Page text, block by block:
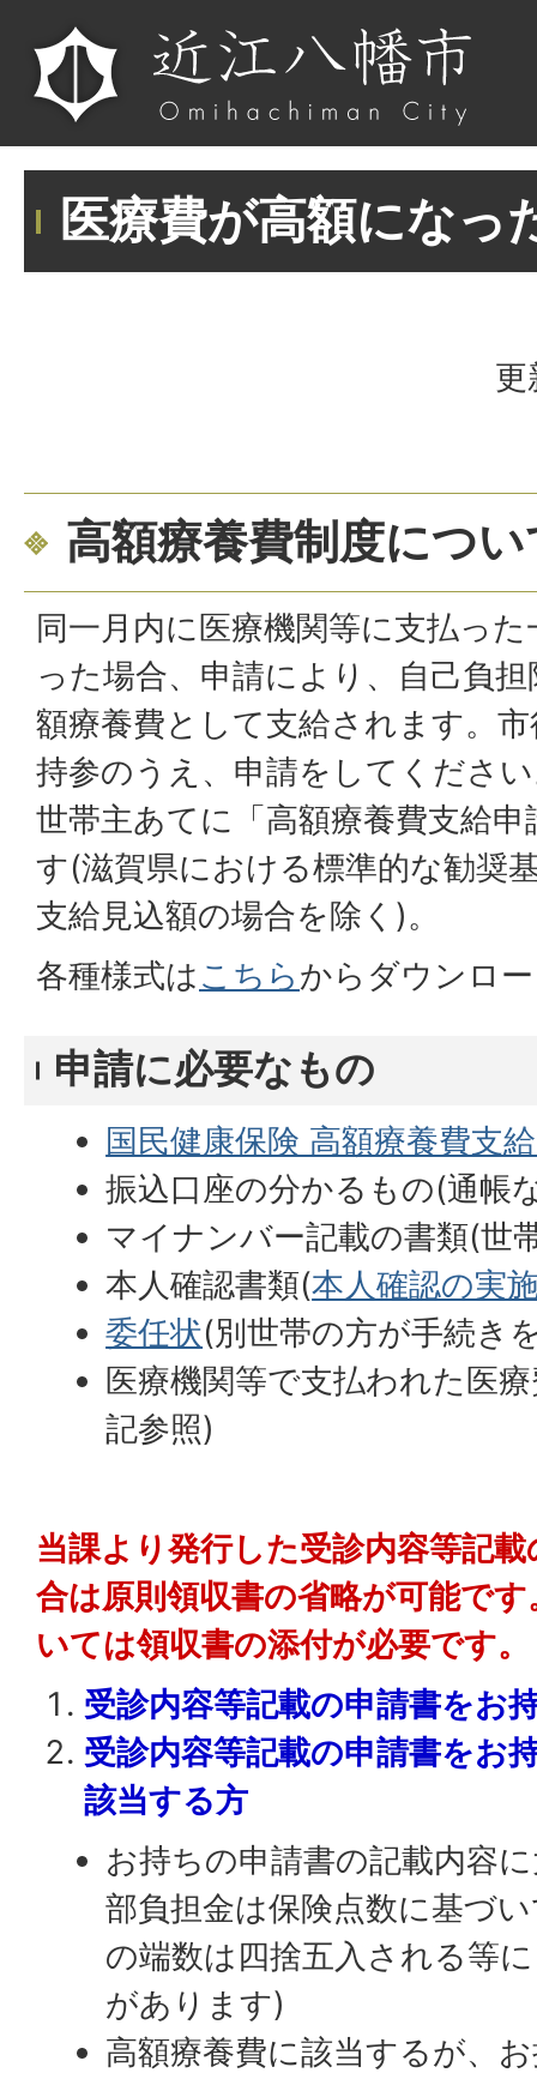
医療費が高額になっ
更
高額療養費制度につい
同一月内に医療機関等に支払っ
った場合、申請により、自己負
額療養費として支給されます。
持参のうえ、申請をしてくださ
世帯主あてに「高額療養費支給
す(滋賀県における標準的な勧奨
支給見込額の場合を除く)。
各種様式はこちらからダウンロ
申請に必要なもの
国民健康保険 高額療養費支
振込口座の分かるもの(通帳
マイナンバー記載の書類(世
本人確認書類(本人確認の実
委任状(別世帯の方が手続き
医療機関等で支払われた医
記参照)
当課より発行した受診内容等記
合は原則領収書の省略が可能で
いては領収書の添付が必要です。
受診内容等記載の申請書をお
受診内容等記載の申請書をお
該当する方
お持ちの申請書の記載内容
部負担金は保険点数に基づ
の端数は四捨五入される等
があります)
高額療養費に該当するが、